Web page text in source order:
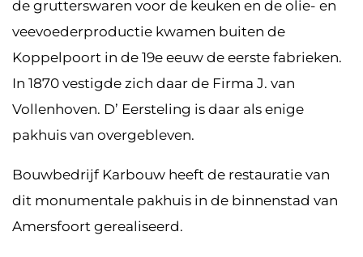
de grutterswaren voor de keuken en de olie- en
veevoederproductie kwamen buiten de
Koppelpoort in de 19e eeuw de eerste fabrieken.
In 1870 vestigde zich daar de Firma J. van
Vollenhoven. D’ Eersteling is daar als enige
pakhuis van overgebleven.
Bouwbedrijf Karbouw heeft de restauratie van
dit monumentale pakhuis in de binnenstad van
Amersfoort gerealiseerd.